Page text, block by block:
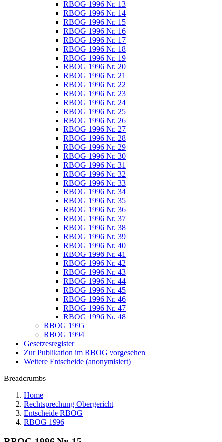
RBOG 1996 Nr. 13
RBOG 1996 Nr. 14
RBOG 1996 Nr. 15
RBOG 1996 Nr. 16
RBOG 1996 Nr. 17
RBOG 1996 Nr. 18
RBOG 1996 Nr. 19
RBOG 1996 Nr. 20
RBOG 1996 Nr. 21
RBOG 1996 Nr. 22
RBOG 1996 Nr. 23
RBOG 1996 Nr. 24
RBOG 1996 Nr. 25
RBOG 1996 Nr. 26
RBOG 1996 Nr. 27
RBOG 1996 Nr. 28
RBOG 1996 Nr. 29
RBOG 1996 Nr. 30
RBOG 1996 Nr. 31
RBOG 1996 Nr. 32
RBOG 1996 Nr. 33
RBOG 1996 Nr. 34
RBOG 1996 Nr. 35
RBOG 1996 Nr. 36
RBOG 1996 Nr. 37
RBOG 1996 Nr. 38
RBOG 1996 Nr. 39
RBOG 1996 Nr. 40
RBOG 1996 Nr. 41
RBOG 1996 Nr. 42
RBOG 1996 Nr. 43
RBOG 1996 Nr. 44
RBOG 1996 Nr. 45
RBOG 1996 Nr. 46
RBOG 1996 Nr. 47
RBOG 1996 Nr. 48
RBOG 1995
RBOG 1994
Gesetzesregister
Zur Publikation im RBOG vorgesehen
Weitere Entscheide (anonymisiert)
Breadcrumbs
Home
Rechtsprechung Obergericht
Entscheide RBOG
RBOG 1996